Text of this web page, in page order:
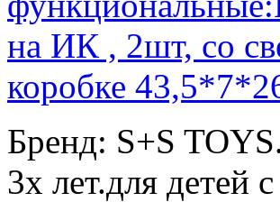
Бренд: S+S
3х лет.для детей